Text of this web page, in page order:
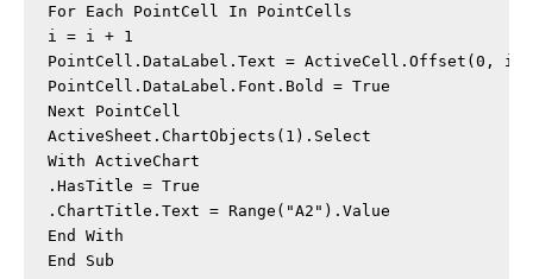
For Each PointCell In PointCells
i = i + 1
PointCell.DataLabel.Text = ActiveCell.Offset(0,
PointCell.DataLabel.Font.Bold = True
Next PointCell
ActiveSheet.ChartObjects(1).Select
With ActiveChart
.HasTitle = True
.ChartTitle.Text = Range("A2").Value
End With
End Sub